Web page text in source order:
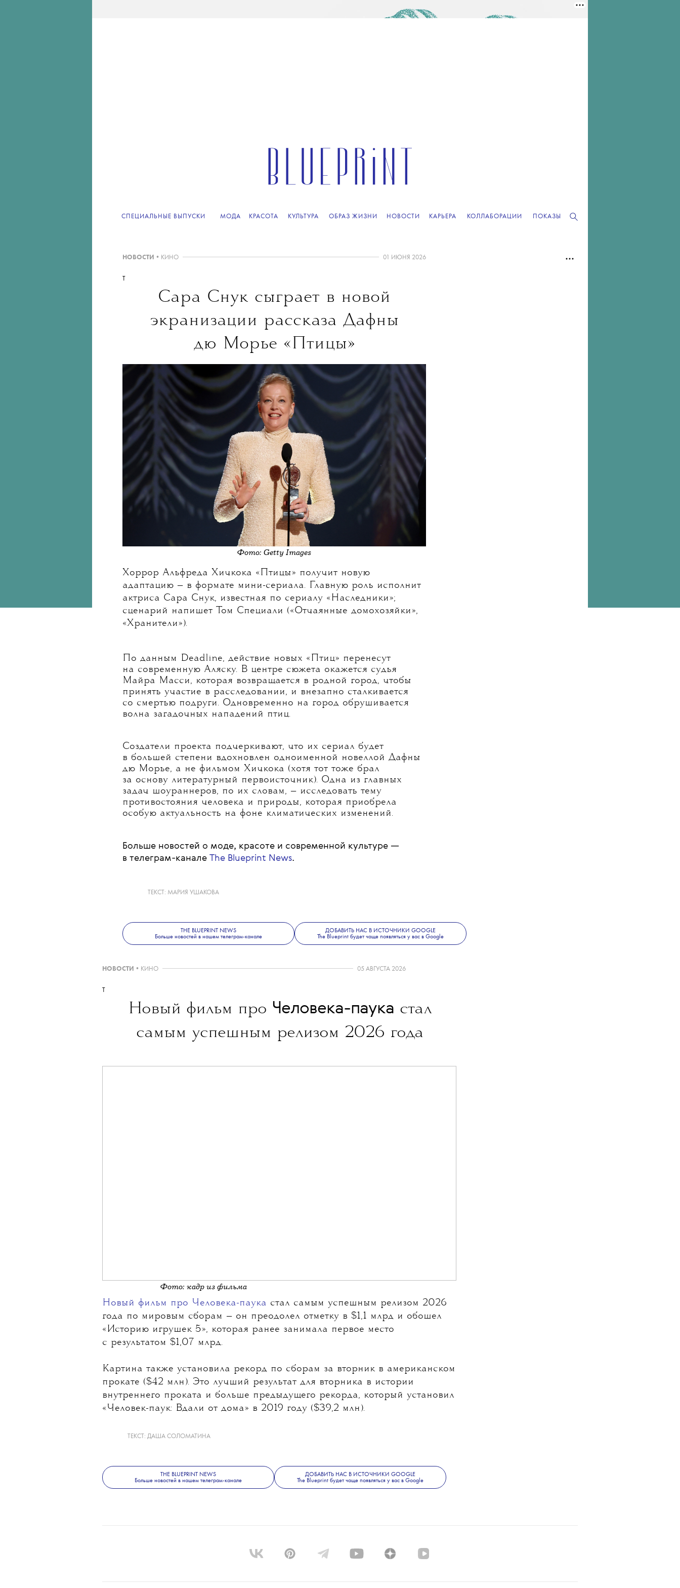
СПЕЦИАЛЬНЫЕ ВЫПУСКИ МОДА КРАСОТА КУЛЬТУРА ОБРАЗ ЖИЗНИ НОВОСТИ КАРЬЕРА КОЛЛАБОРАЦИИ ПОКАЗЫ
НОВОСТИ • КИНО 01 ИЮНЯ 2026
Сара Снук сыграет в новой
экранизации рассказа Дафны
дю Морье «Птицы»
Фото: Getty Images
Хоррор Альфреда Хичкока «Птицы» получит новую
адаптацию — в формате мини-сериала. Главную роль исполнит
актриса Сара Снук, известная по сериалу «Наследники»;
сценарий напишет Том Специали («Отчаянные домохозяйки»,
«Хранители»).
По данным Deadline, действие новых «Птиц» перенесут
на современную Аляску. В центре сюжета окажется судья
Майра Масси, которая возвращается в родной город, чтобы
принять участие в расследовании, и внезапно сталкивается
со смертью подруги. Одновременно на город обрушивается
волна загадочных нападений птиц.
Создатели проекта подчеркивают, что их сериал будет
в большей степени вдохновлен одноименной новеллой Дафны
дю Морье, а не фильмом Хичкока (хотя тот тоже брал
за основу литературный первоисточник). Одна из главных
задач шоураннеров, по их словам, — исследовать тему
противостояния человека и природы, которая приобрела
особую актуальность на фоне климатических изменений.
Больше новостей о моде, красоте и современной культуре —
в телеграм-канале The Blueprint News.
ТЕКСТ: МАРИЯ УШАКОВА
THE BLUEPRINT NEWS
Больше новостей в нашем телеграм-канале
ДОБАВИТЬ НАС В ИСТОЧНИКИ GOOGLE
The Blueprint будет чаще появляться у вас в Google
НОВОСТИ • КИНО 05 АВГУСТА 2026
Новый фильм про Человека-паука стал
самым успешным релизом 2026 года
Фото: кадр из фильма
Новый фильм про Человека-паука стал самым успешным релизом 2026
года по мировым сборам — он преодолел отметку в $1,1 млрд и обошел
«Историю игрушек 5», которая ранее занимала первое место
с результатом $1,07 млрд.
Картина также установила рекорд по сборам за вторник в американском
прокате ($42 млн). Это лучший результат для вторника в истории
внутреннего проката и больше предыдущего рекорда, который установил
«Человек-паук: Вдали от дома» в 2019 году ($39,2 млн).
ТЕКСТ: ДАША СОЛОМАТИНА
THE BLUEPRINT NEWS
Больше новостей в нашем телеграм-канале
ДОБАВИТЬ НАС В ИСТОЧНИКИ GOOGLE
The Blueprint будет чаще появляться у вас в Google